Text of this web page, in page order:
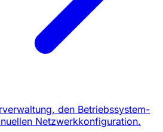
den Betriebssystem-
Netzwerkkonfiguration.